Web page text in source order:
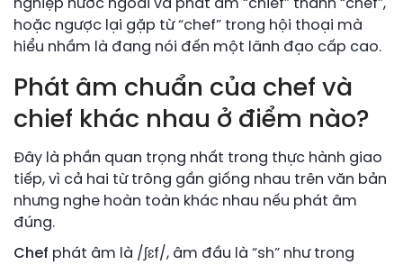
nghiệp nước ngoài và phát âm “chief” thành “chef”,
hoặc ngược lại gặp từ “chef” trong hội thoại mà
hiểu nhầm là đang nói đến một lãnh đạo cấp cao.
Phát âm chuẩn của chef và
chief khác nhau ở điểm nào?
Đây là phần quan trọng nhất trong thực hành giao
tiếp, vì cả hai từ trông gần giống nhau trên văn bản
nhưng nghe hoàn toàn khác nhau nếu phát âm
đúng.
Chef phát âm là /ʃɛf/, âm đầu là “sh” như trong